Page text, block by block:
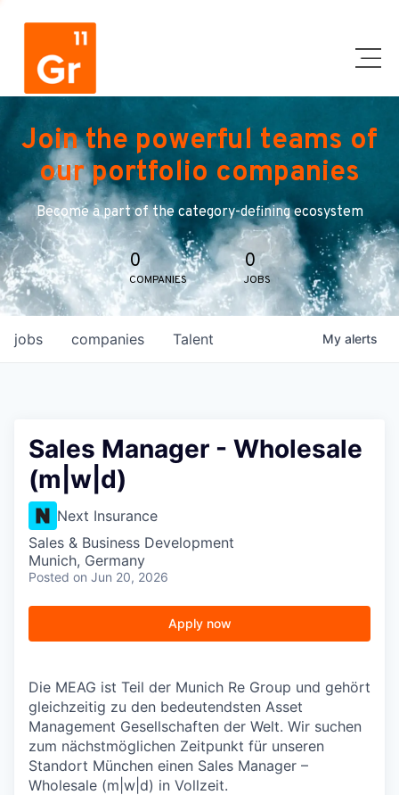
Join the powerful teams of
our portfolio companies
Become a part of the category-defining ecosystem
0
COMPANIES
0
JOBS
jobs companies Talent My alerts
Sales Manager - Wholesale
(m|w|d)
Next Insurance
Sales & Business Development
Munich, Germany
Posted on Jun 20, 2026
Apply now
Die MEAG ist Teil der Munich Re Group und gehört
gleichzeitig zu den bedeutendsten Asset
Management Gesellschaften der Welt. Wir suchen
zum nächstmöglichen Zeitpunkt für unseren
Standort München einen Sales Manager –
Wholesale (m|w|d) in Vollzeit.